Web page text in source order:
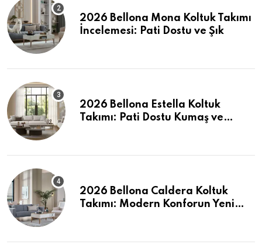
2026 Bellona Mona Koltuk Takımı
İncelemesi: Pati Dostu ve Şık
2026 Bellona Estella Koltuk
Takımı: Pati Dostu Kumaş ve
2026 Bellona Caldera Koltuk
Takımı: Modern Konforun Yeni